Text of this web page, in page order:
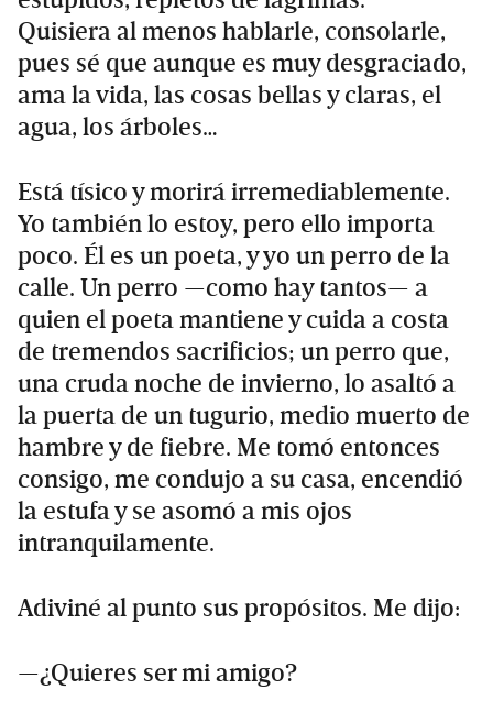
Quisiera al menos hablarle, consolarle,
pues sé que aunque es muy desgraciado,
ama la vida, las cosas bellas y claras, el
agua, los árboles…
Está tísico y morirá irremediablemente.
Yo también lo estoy, pero ello importa
poco. Él es un poeta, y yo un perro de la
calle. Un perro —como hay tantos— a
quien el poeta mantiene y cuida a costa
de tremendos sacrificios; un perro que,
una cruda noche de invierno, lo asaltó a
la puerta de un tugurio, medio muerto de
hambre y de fiebre. Me tomó entonces
consigo, me condujo a su casa, encendió
la estufa y se asomó a mis ojos
intranquilamente.
Adiviné al punto sus propósitos. Me dijo:
—¿Quieres ser mi amigo?